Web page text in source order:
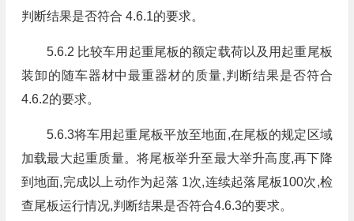
判断结果是否符合 4.6.1的要求。
5.6.2 比较车用起重尾板的额定载荷以及用起重尾板
装卸的随车器材中最重器材的质量,判断结果是否符合
4.6.2的要求。
5.6.3将车用起重尾板平放至地面,在尾板的规定区域
加载最大起重质量。将尾板举升至最大举升高度,再下降
到地面,完成以上动作为起落 1次,连续起落尾板100次,检
查尾板运行情况,判断结果是否符合4.6.3的要求。